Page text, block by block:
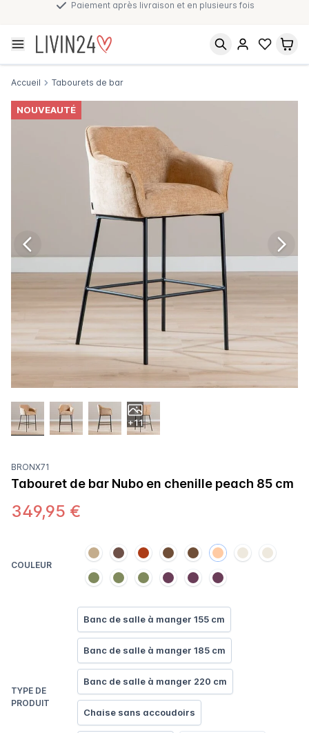
Paiement après livraison et en plusieurs fois
Accueil Tabourets de bar
NOUVEAUTÉ
+11
BRONX71
Tabouret de bar Nubo en chenille peach 85 cm
349,95 €
COULEUR
TYPE DE
PRODUIT
Banc de salle à manger 155 cm
Banc de salle à manger 185 cm
Banc de salle à manger 220 cm
Chaise sans accoudoirs